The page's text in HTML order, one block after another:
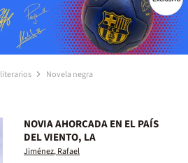
Novela negra
NOVIA AHORCADA EN EL PAÍS
DEL VIENTO, LA
Jiménez, Rafael